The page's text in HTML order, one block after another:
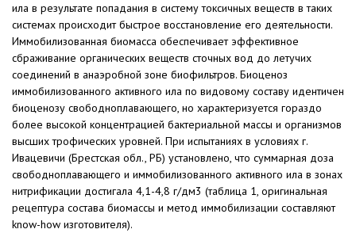
ила в результате попадания в систему токсичных веществ в таких
системах происходит быстрое восстановление его деятельности.
Иммобилизованная биомасса обеспечивает эффективное
сбраживание органических веществ сточных вод до летучих
соединений в анаэробной зоне биофильтров. Биоценоз
иммобилизованного активного ила по видовому составу идентичен
биоценозу свободноплавающего, но характеризуется гораздо
более высокой концентрацией бактериальной массы и организмов
высших трофических уровней. При испытаниях в условиях г.
Ивацевичи (Брестская обл., РБ) установлено, что суммарная доза
свободноплавающего и иммобилизованного активного ила в зонах
нитрификации достигала 4,1-4,8 г/дм3 (таблица 1, оригинальная
рецептура состава биомассы и метод иммобилизации составляют
know-how изготовителя).